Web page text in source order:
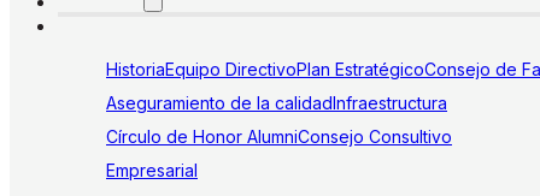
HistoriaEquipo DirectivoPlan EstratégicoConsejo de
Aseguramiento de la calidadInfraestructura
Círculo de Honor AlumniConsejo Consultivo
Empresarial